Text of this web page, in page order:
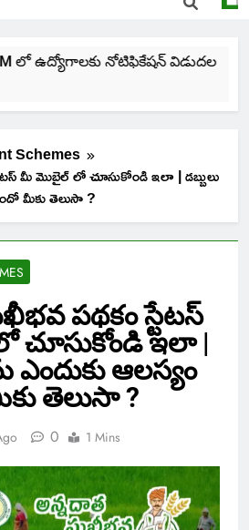
ఉద్యోగాలకు నోటిఫికేషన్ విడుదల
Schemes
మీ మొబైల్ లో చూసుకోండి ఇలా | డబ్బులు
మీకు తెలుసా ?
పథకం స్టేటస్
ఇలా |
ఎందుకు ఆలస్యం
తెలుసా ?
0 1 Mins